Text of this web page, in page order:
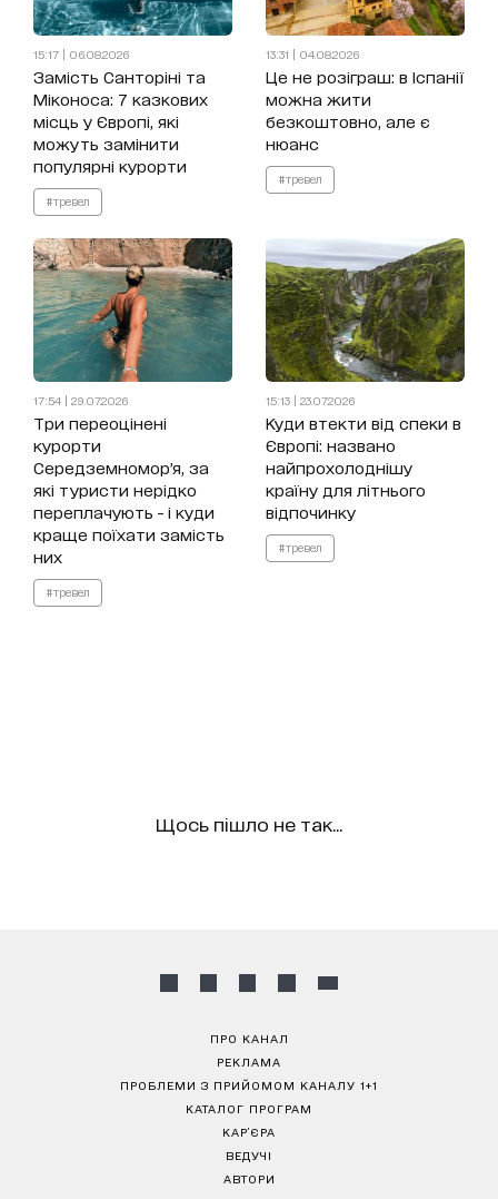
15:17 | 06.08.2026
Замість Санторіні та
Міконоса: 7 казкових
місць у Європі, які
можуть замінити
популярні курорти
#тревел
13:31 | 04.08.2026
Це не розіграш: в Іспанії
можна жити
безкоштовно, але є
нюанс
#тревел
17:54 | 29.07.2026
Три переоцінені
курорти
Середземномор’я, за
які туристи нерідко
переплачують - і куди
краще поїхати замість
них
#тревел
15:13 | 23.07.2026
Куди втекти від спеки в
Європі: названо
найпрохолоднішу
країну для літнього
відпочинку
#тревел
Щось пішло не так...
ПРО КАНАЛ
РЕКЛАМА
ПРОБЛЕМИ З ПРИЙОМОМ КАНАЛУ 1+1
КАТАЛОГ ПРОГРАМ
КАР’ЄРА
ВЕДУЧІ
АВТОРИ